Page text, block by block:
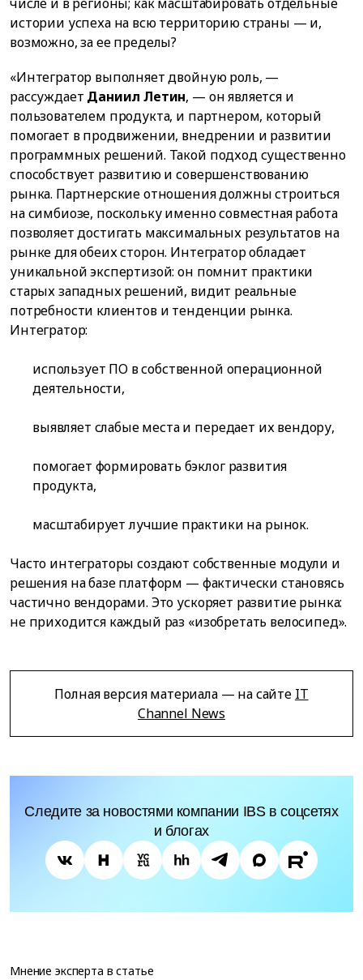
истории успеха на всю территорию страны — и,
возможно, за ее пределы?
«Интегратор выполняет двойную роль, —
рассуждает Даниил Летин, — он является и
пользователем продукта, и партнером, который
помогает в продвижении, внедрении и развитии
программных решений. Такой подход существенно
способствует развитию и совершенствованию
рынка. Партнерские отношения должны строиться
на симбиозе, поскольку именно совместная работа
позволяет достигать максимальных результатов на
рынке для обеих сторон. Интегратор обладает
уникальной экспертизой: он помнит практики
старых западных решений, видит реальные
потребности клиентов и тенденции рынка.
Интегратор:
использует ПО в собственной операционной
деятельности,
выявляет слабые места и передает их вендору,
помогает формировать бэклог развития
продукта,
масштабирует лучшие практики на рынок.
Часто интеграторы создают собственные модули и
решения на базе платформ — фактически становясь
частично вендорами. Это ускоряет развитие рынка:
не приходится каждый раз «изобретать велосипед».
Полная версия материала — на сайте IT
Channel News
Следите за новостями компании IBS в соцсетях
и блогах
Мнение эксперта в статье